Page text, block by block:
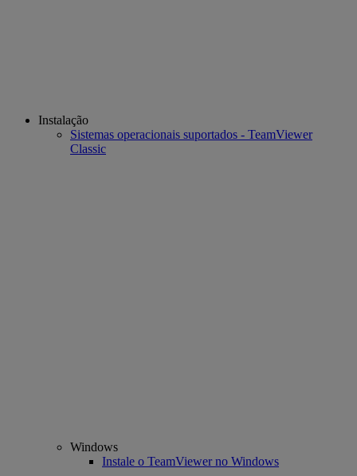
Instalação
Sistemas operacionais suportados - TeamViewer
Classic
Windows
Instale o TeamViewer no Windows